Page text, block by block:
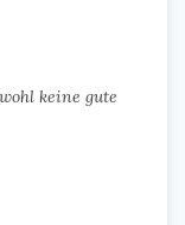
keine gute